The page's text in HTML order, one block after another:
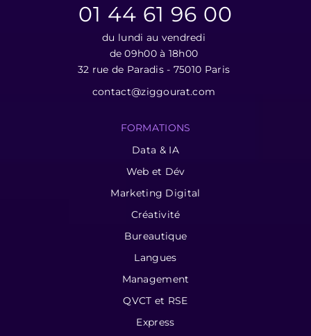
01 44 61 96 00
du lundi au vendredi
de 09h00 à 18h00
32 rue de Paradis - 75010 Paris
contact@ziggourat.com
FORMATIONS
Data & IA
Web et Dév
Marketing Digital
Créativité
Bureautique
Langues
Management
QVCT et RSE
Express